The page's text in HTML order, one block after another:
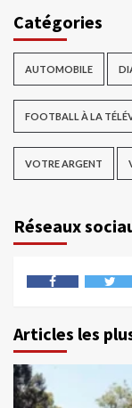
Catégories
AUTOMOBILE
FOOTBALL À LA
VOTRE ARGENT
Réseaux
Articles les